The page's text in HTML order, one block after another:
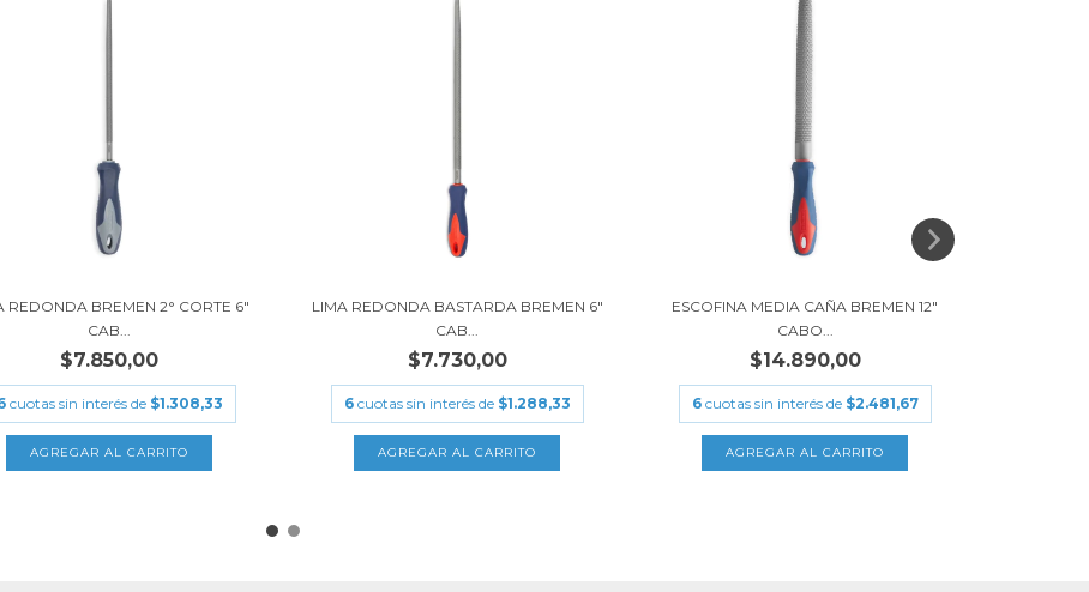
REDONDA BREMEN 2° CORTE 6"
CAB...
$7.850,00
cuotas sin interés de $1.308,33
LIMA REDONDA BASTARDA BREMEN 6"
CAB...
$7.730,00
6 cuotas sin interés de $1.288,33
ESCOFINA MEDIA CAÑA BREMEN 12"
CABO...
$14.890,00
6 cuotas sin interés de $2.481,67